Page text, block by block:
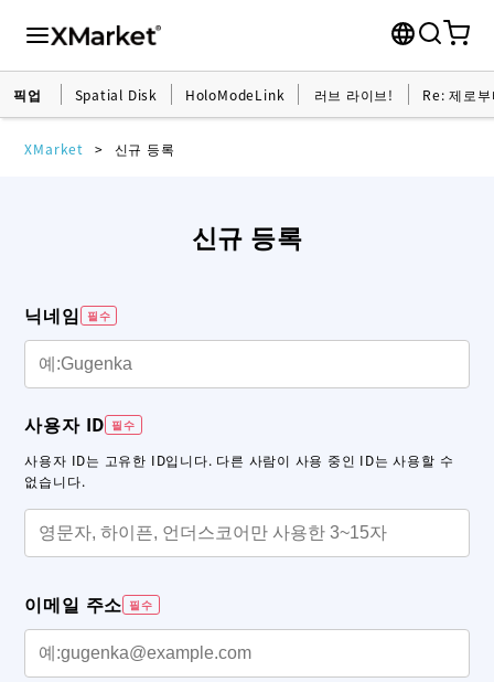
픽업 Spatial Disk HoloModeLink 러브 라이브! Re: 제로
XMarket 신규 등록
신규 등록
닉네임 필수
사용자 ID 필수
사용자 ID는 고유한 ID입니다. 다른 사람이 사용 중인 ID는 사용할 수
없습니다.
이메일 주소 필수